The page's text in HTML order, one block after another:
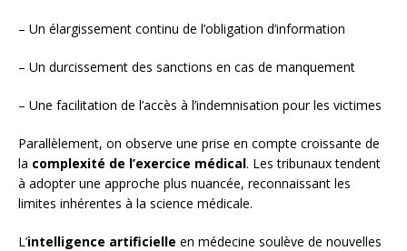
– Un élargissement continu de l’obligation d’information
– Un durcissement des sanctions en cas de manquement
– Une facilitation de l’accès à l’indemnisation pour les victimes
Parallèlement, on observe une prise en compte croissante de
la complexité de l’exercice médical. Les tribunaux tendent
à adopter une approche plus nuancée, reconnaissant les
limites inhérentes à la science médicale.
L’intelligence artificielle en médecine soulève de nouvelles